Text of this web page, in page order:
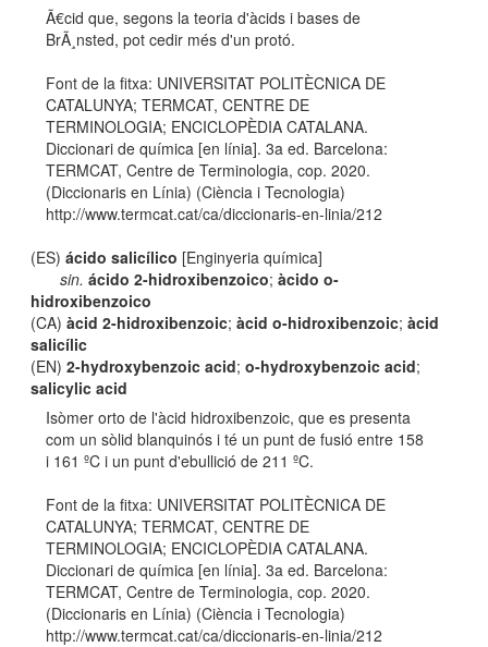
Ã€cid que, segons la teoria d'àcids i bases de
BrÃ¸nsted, pot cedir més d'un protó.
Font de la fitxa: UNIVERSITAT POLITÈCNICA DE
CATALUNYA; TERMCAT, CENTRE DE
TERMINOLOGIA; ENCICLOPÈDIA CATALANA.
Diccionari de química [en línia]. 3a ed. Barcelona:
TERMCAT, Centre de Terminologia, cop. 2020.
(Diccionaris en Línia) (Ciència i Tecnologia)
http://www.termcat.cat/ca/diccionaris-en-linia/212
(ES)ácido salicílico [Enginyeria química]
sin. ácido 2-hidroxibenzoico; àcido o-
hidroxibenzoico
(CA)àcid 2-hidroxibenzoic;àcid o-hidroxibenzoic;àcid
salicílic
(EN)2-hydroxybenzoic acid;o-hydroxybenzoic acid;
salicylic acid
Isòmer orto de l'àcid hidroxibenzoic, que es presenta
com un sòlid blanquinós i té un punt de fusió entre 158
i 161 ºC i un punt d'ebullició de 211 ºC.
Font de la fitxa: UNIVERSITAT POLITÈCNICA DE
CATALUNYA; TERMCAT, CENTRE DE
TERMINOLOGIA; ENCICLOPÈDIA CATALANA.
Diccionari de química [en línia]. 3a ed. Barcelona:
TERMCAT, Centre de Terminologia, cop. 2020.
(Diccionaris en Línia) (Ciència i Tecnologia)
http://www.termcat.cat/ca/diccionaris-en-linia/212